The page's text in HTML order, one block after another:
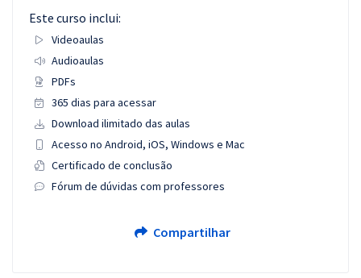
Este curso inclui:
Videoaulas
Audioaulas
PDFs
365 dias para acessar
Download ilimitado das aulas
Acesso no Android, iOS, Windows e Mac
Certificado de conclusão
Fórum de dúvidas com professores
Compartilhar